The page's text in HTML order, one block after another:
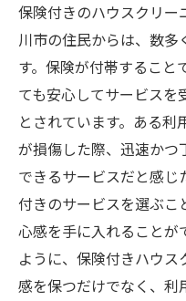
保険付きのハウスクリ
川市の住民からは、数
す。保険が付帯すること
ても安心してサービスを
とされています。ある
が損傷した際、迅速か
できるサービスだと感じ
付きのサービスを選ぶ
心感を手に入れることが
ように、保険付きハウ
感を保つだけでなく、利